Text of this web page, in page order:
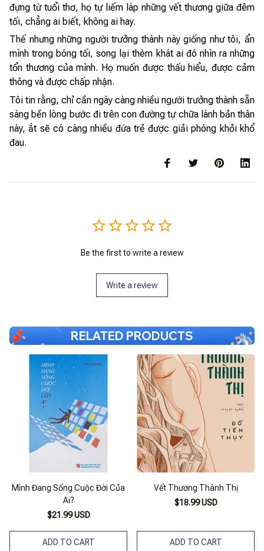
đựng từ tuổi thơ, họ tự liếm láp những vết thương giữa đêm
tối, chẳng ai biết, không ai hay.
Thế nhưng những người trưởng thành này giống như tôi, ẩn
mình trong bóng tối, song lại thèm khát ai đó nhìn ra những
tổn thương của mình. Họ muốn được thấu hiểu, được cảm
thông và được chấp nhận.
Tôi tin rằng, chỉ cần ngày càng nhiều người trưởng thành sẵn
sàng bền lòng bước đi trên con đường tự chữa lành bản thân
này, ắt sẽ có càng nhiều đứa trẻ được giải phóng khỏi khổ
đau.
Be the first to write a review
Write a review
RELATED PRODUCTS
Mình Đang Sống Cuộc Đời Của
Ai?
$21.99 USD
ADD TO CART
Vết Thương Thành Thị
$18.99 USD
ADD TO CART